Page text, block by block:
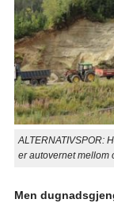
ALTERNATIVSPOR:
er autovernet
Men